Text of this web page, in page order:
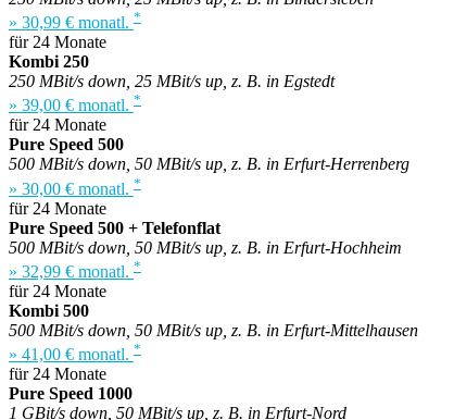
» 30,99 € monatl. *
für 24 Monate
Kombi 250
250 MBit/s down, 25 MBit/s up, z. B. in Egstedt
» 39,00 € monatl. *
für 24 Monate
Pure Speed 500
500 MBit/s down, 50 MBit/s up, z. B. in Erfurt-Herrenberg
» 30,00 € monatl. *
für 24 Monate
Pure Speed 500 + Telefonflat
500 MBit/s down, 50 MBit/s up, z. B. in Erfurt-Hochheim
» 32,99 € monatl. *
für 24 Monate
Kombi 500
500 MBit/s down, 50 MBit/s up, z. B. in Erfurt-Mittelhausen
» 41,00 € monatl. *
für 24 Monate
Pure Speed 1000
1 GBit/s down, 50 MBit/s up, z. B. in Erfurt-Nord